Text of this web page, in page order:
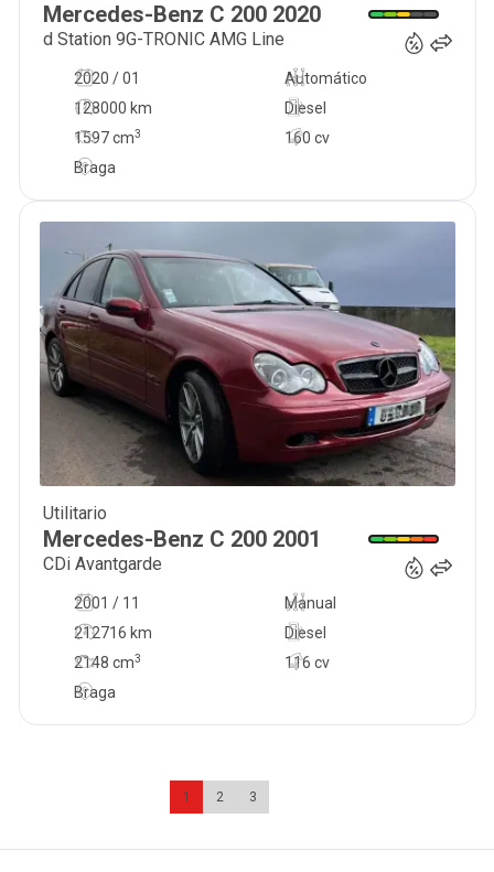
Mercedes-Benz C 200 2020
d Station 9G-TRONIC AMG Line
2020 / 01
Automático
128000 km
160 cv
Diesel
1597cm3
Braga
Utilitario
Mercedes-Benz C 200 2001
CDi Avantgarde
2001 / 11
Manual
212716 km
116 cv
Diesel
2148 cm3
Braga
1 2 3